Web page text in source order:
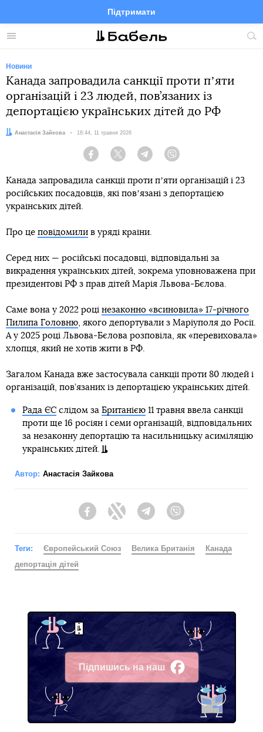
Меню
Підтримати
FacebookTelegramTwitter
Новини
Канада запровадила санкції проти пʼяти
організацій і 23 людей, пов’язаних із
депортацією українських дітей до РФ
Автор:
Анастасія Зайкова Дата:
18:44, 11 травня 2026
Facebook Twitter Telegram
Канада запровадила санкції проти пʼяти організацій і 23
російських посадовців, які повʼязані з депортацією
українських дітей.
Про це повідомили в уряді країни.
Серед них — російські посадовці, відповідальні за
викрадення українських дітей, зокрема уповноважена при
президентові РФ з прав дітей Марія Львова-Бєлова.
Саме вона у 2022 році незаконно «всиновила» 17-річного
Пилипа Головню, якого депортували з Маріуполя до Росії.
А у 2025 році Львова-Бєлова розповіла, як «перевиховала»
хлопця, який не хотів жити в РФ.
Загалом Канада вже застосувала санкції проти 80 людей і
організацій, пов’язаних із депортацією українських дітей.
Рада ЄСслідом за Британією11 травня ввела санкції
проти ще 16 росіян і семи організацій, відповідальних
за незаконну депортацію та насильницьку асиміляцію
українських дітей.
Автор: Анастасія Зайкова
FacebookTwitter Telegram
Теги: Європейський Союз Велика Британія
Канада
депортація дітей
Підпишись на наш
Facebook